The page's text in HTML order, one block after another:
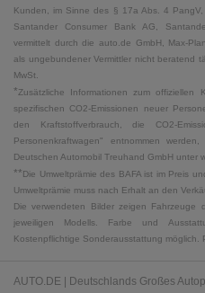
Kunden, im Sinne des § 17a Abs. 4
Santander Consumer Bank AG,
vermittelt durch die auto.de GmbH, Max-
als ungebundener Vermittler nicht beratend
MwSt.
*Zusätzliche Informationen zum offiziellen
spezifischen CO2-Emissionen neuer
den Kraftstoffverbrauch, die CO2-
Personenkraftwagen" entnommen
Deutschen Automobil Treuhand GmbH unter
**Die Umweltprämie des BAFA ist im Preis
Umweltprämie muss nach Erhalt an den
Die verwendeten Bilder zeigen Fahrzeuge
jeweiligen Modells. Farbe und
Kostenpflichtige Sonderausstattung möglich.
AUTO.DE | Deutschlands Großes